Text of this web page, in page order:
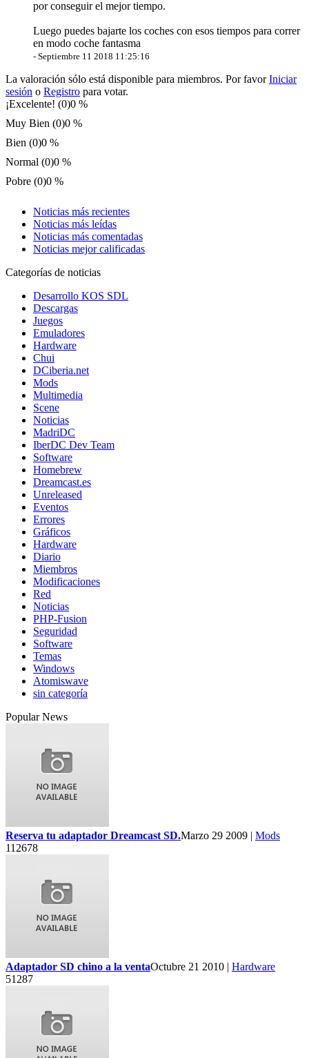
por conseguir el mejor tiempo.
Luego puedes bajarte los coches con esos tiempos para correr
en modo coche fantasma
- Septiembre 11 2018 11:25:16
La valoración sólo está disponible para miembros. Por favorIniciar
sesión o Registro para votar.
¡Excelente! (0)0 %
Muy Bien (0)0 %
Bien (0)0 %
Normal (0)0 %
Pobre (0)0 %
Noticias más recientes
Noticias más leídas
Noticias más comentadas
Noticias mejor calificadas
Categorías de noticias
Desarrollo KOS SDL
Descargas
Juegos
Emuladores
Hardware
Chui
DCiberia.net
Mods
Multimedia
Scene
Noticias
MadriDC
IberDC Dev Team
Software
Homebrew
Dreamcast.es
Unreleased
Eventos
Errores
Gráficos
Hardware
Diario
Miembros
Modificaciones
Red
Noticias
PHP-Fusion
Seguridad
Software
Temas
Windows
Atomiswave
sin categoría
Popular News
Reserva tu adaptador Dreamcast SD.Marzo 29 2009 | Mods
112678
Adaptador SD chino a la ventaOctubre 21 2010 | Hardware
51287